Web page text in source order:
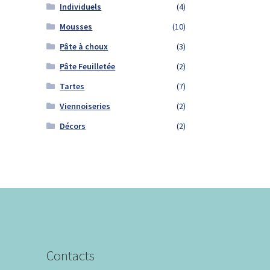
Individuels
(4)
Mousses
(10)
Pâte à choux
(3)
Pâte Feuilletée
(2)
Tartes
(7)
Viennoiseries
(2)
Décors
(2)
Contacts